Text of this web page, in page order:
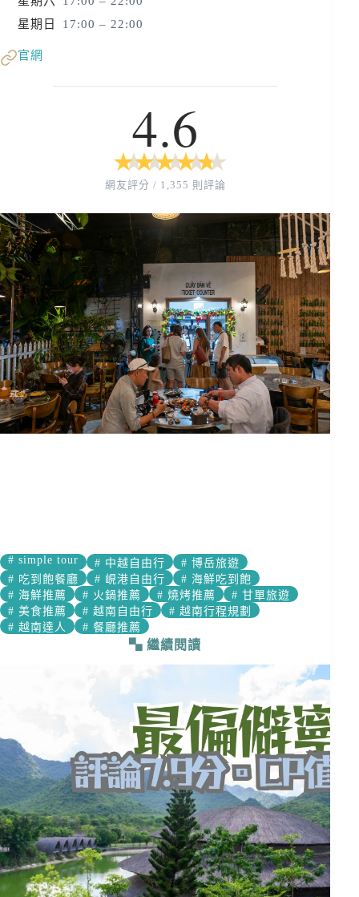
星期日
17:00 – 22:00
官網
4.6
★
★ ★
★ ★
★ ★
★ ★
★
網友評分 / 1,355 則評論
# simple tour # 中越自由行 # 博岳旅遊
# 吃到飽餐廳 # 峴港自由行 # 海鮮吃到飽
# 海鮮推薦 # 火鍋推薦 # 燒烤推薦 # 甘單旅遊
# 美食推薦 # 越南自由行 # 越南行程規劃
# 越南達人 # 餐廳推薦
繼續閱讀